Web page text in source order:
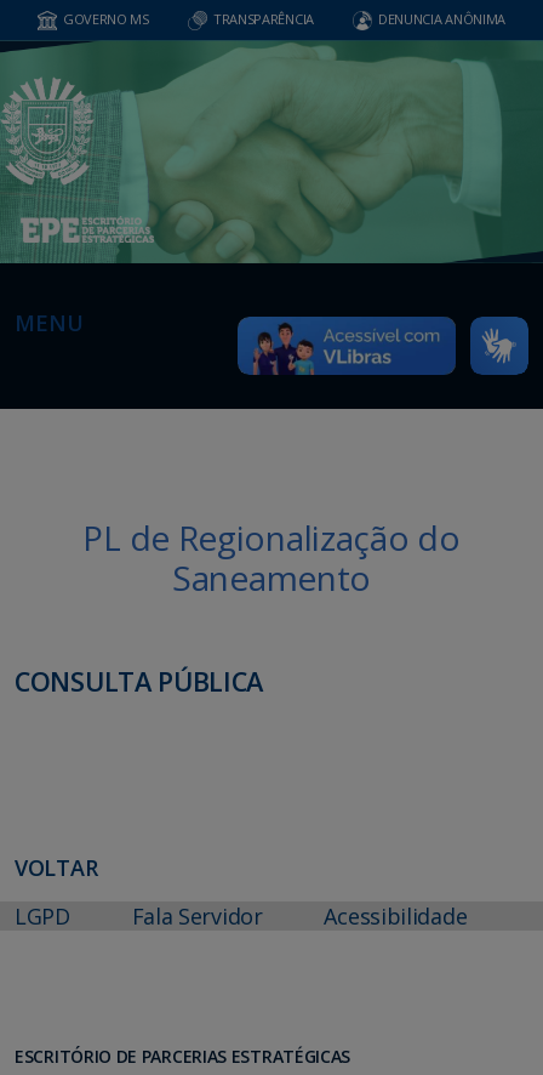
GOVERNO MS TRANSPARÊNCIA DENUNCIA ANÔNIMA
MENU
PL de Regionalização do
Saneamento
CONSULTA PÚBLICA
VOLTAR
LGPD
Fala Servidor Acessibilidade
ESCRITÓRIO DE PARCERIAS ESTRATÉGICAS